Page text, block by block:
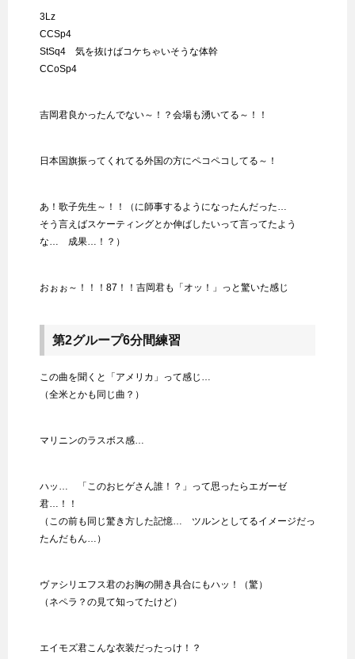
3Lz
CCSp4
StSq4 気を抜けばコケちゃいそうな体幹
CCoSp4
吉岡君良かったんでない～！？会場も湧いてる～！！
日本国旗振ってくれてる外国の方にペコペコしてる～！
あ！歌子先生～！！（に師事するようになったんだった…
そう言えばスケーティングとか伸ばしたいって言ってたよう
な… 成果…！？）
おぉぉ～！！！87！！吉岡君も「オッ！」っと驚いた感じ
第2グループ6分間練習
この曲を聞くと「アメリカ」って感じ…
（全米とかも同じ曲？）
マリニンのラスボス感…
ハッ… 「このおヒゲさん誰！？」って思ったらエガーゼ
君…！！
（この前も同じ驚き方した記憶… ツルンとしてるイメージだっ
たんだもん…）
ヴァシリエフス君のお胸の開き具合にもハッ！（驚）
（ネペラ？の見て知ってたけど）
エイモズ君こんな衣装だったっけ！？